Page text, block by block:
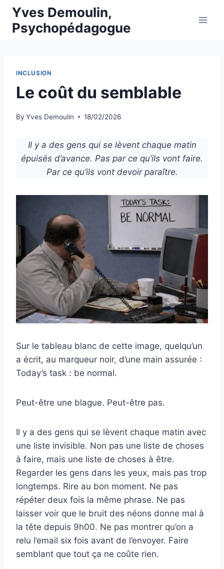
Skip
content
Yves Demoulin,
Psychopédagogue
INCLUSION
Le coût du semblable
By Yves Demoulin 18/02/2026
Il y a des gens qui se lèvent chaque matin
épuisés d’avance. Pas par ce qu’ils vont faire.
Par ce qu’ils vont devoir paraître.
Sur le tableau blanc de cette image, quelqu’un
a écrit, au marqueur noir, d’une main assurée :
Today’s task : be normal.
Peut-être une blague. Peut-être pas.
Il y a des gens qui se lèvent chaque matin avec
une liste invisible. Non pas une liste de choses
à faire, mais une liste de choses à être.
Regarder les gens dans les yeux, mais pas trop
longtemps. Rire au bon moment. Ne pas
répéter deux fois la même phrase. Ne pas
laisser voir que le bruit des néons donne mal à
la tête depuis 9h00. Ne pas montrer qu’on a
relu l’email six fois avant de l’envoyer. Faire
semblant que tout ça ne coûte rien.